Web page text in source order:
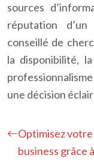
sources
réputation
conseillé de
la disponibilité,
une décision
Optimisez votre
business grâce